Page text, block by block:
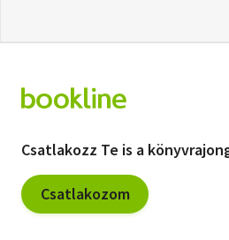
Csatlakozz Te is a
Csatlakozom